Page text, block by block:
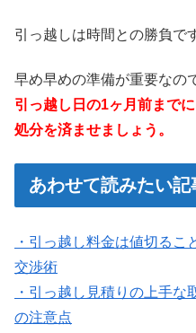
引っ越しは時間との勝負で
早め早めの準備が重要なの
引っ越し日の1ヶ月前まで
処分を済ませましょう。
あわせて読みたい記
・引っ越し料金は値切るこ
交渉術
・引っ越し見積りの上手
の注意点